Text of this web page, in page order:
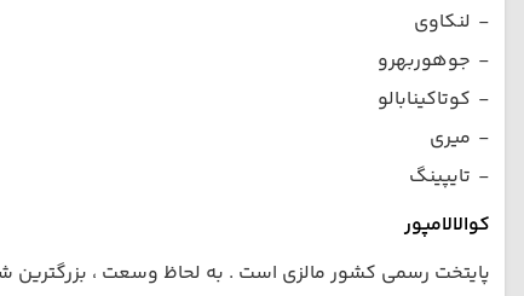
- لنکاوی
- جوهوربهرو
- کوتاکینابالو
- میری
- تایپینگ
کوالالامپور
پایتخت رسمی کشور مالزی است . به لحاظ وسعت ، بزرگترین